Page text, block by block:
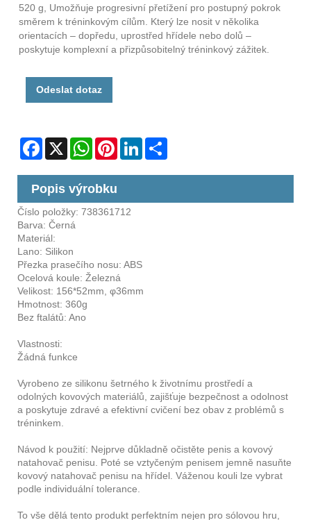
520 g, Umožňuje progresivní přetížení pro postupný pokrok
směrem k tréninkovým cílům. Který lze nosit v několika
orientacích – dopředu, uprostřed hřídele nebo dolů –
poskytuje komplexní a přizpůsobitelný tréninkový zážitek.
Odeslat dotaz
Facebook
X WhatsAppPinterestLinkedIn
Popis výrobku
Číslo položky: 738361712
Barva: Černá
Materiál:
Lano: Silikon
Přezka prasečího nosu: ABS
Ocelová koule: Železná
Velikost: 156*52mm, φ36mm
Hmotnost: 360g
Bez ftalátů: Ano
Vlastnosti:
Žádná funkce
Vyrobeno ze silikonu šetrného k životnímu prostředí a
odolných kovových materiálů, zajišťuje bezpečnost a odolnost
a poskytuje zdravé a efektivní cvičení bez obav z problémů s
tréninkem.
Návod k použití: Nejprve důkladně očistěte penis a kovový
natahovač penisu. Poté se vztyčeným penisem jemně nasuňte
kovový natahovač penisu na hřídel. Váženou kouli lze vybrat
podle individuální tolerance.
To vše dělá tento produkt perfektním nejen pro sólovou hru,